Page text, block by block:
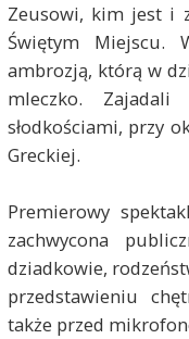
Zeusowi, kim jest i
Świętym Miejscu.
ambrozją, którą w
mleczko.
słodkościami, przy
Greckiej.
Premierowy
zachwycona
dziadkowie,
przedstawieniu
także przed